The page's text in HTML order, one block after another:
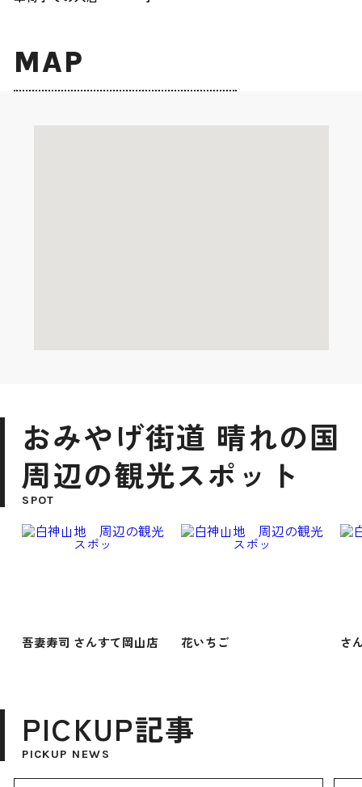
MAP
おみやげ街道 晴れの国
周辺の観光スポット
SPOT
吾妻寿司 さんすて岡山店 花いちご さ
PICKUP記事
PICKUP NEWS